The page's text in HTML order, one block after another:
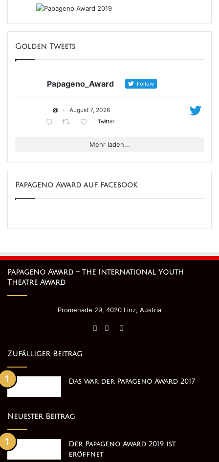
Golden Tweets
Papageno_Award Follow
@ · August 7, 2026
Twitter
Mehr laden...
Papageno Award auf facebook
Papageno Award – The International Youth
Theatre Award
Promenade 29, 4020 Linz, Austria
Facebook
Twitter
Zufälliger Beitrag
Das war der Papageno Award 2017
Neuester Beitrag
Der Papageno Award 2019 ist
eröffnet